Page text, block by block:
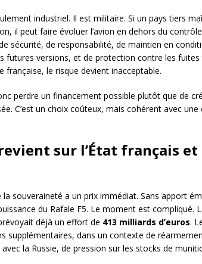
industriel. Il est militaire. Si un pays tiers
il peut faire évoluer l’avion en dehors du
sécurité, de responsabilité, de maintien en
futures versions, et de protection contre les fuites
française, le risque devient inacceptable.
perdre un financement possible plutôt que de
C’est un choix coûteux, mais cohérent avec
sur l’État français et
souveraineté a un prix immédiat. Sans apport
du Rafale F5. Le moment est compliqué.
déjà un effort de 413 milliards d’euros.
supplémentaires, dans un contexte de
la Russie, de pression sur les stocks de